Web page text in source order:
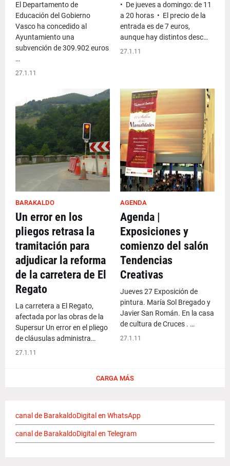
El Departamento de
Educación del Gobierno
Vasco ha concedido al
Ayuntamiento una
subvención de 309.902 euros
…
27.1.11
• De jueves a domingo: de 11
a 20 horas • El precio de la
entrada es de 7 euros,
aunque hay distintos desc…
27.1.11
BARAKALDO
Un error en los
pliegos retrasa la
tramitación para
adjudicar la reforma
de la carretera de El
Regato
La carretera a El Regato,
afectada por las obras de la
Supersur Un error en el pliego
de cláusulas administra…
27.1.11
AGENDA
Agenda |
Exposiciones y
comienzo del salón
Tendencias
Creativas
Jueves 27 Exposición de
pintura. María Sol Bregado y
Javier San Román. En la casa
de cultura de Cruces . …
27.1.11
CARGA MÁS
canal de BarakaldoDigital en WhatsApp
canal de BarakaldoDigital en Telegram